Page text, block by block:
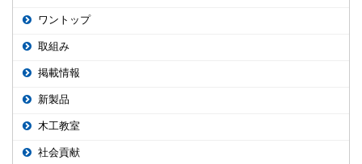
ワントップ
取組み
掲載情報
新製品
木工教室
社会貢献